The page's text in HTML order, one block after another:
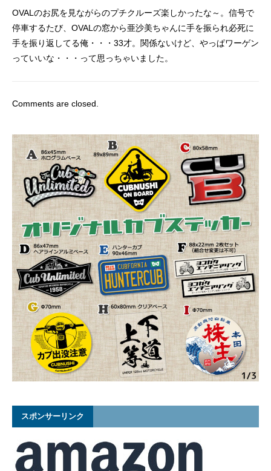
OVALのお尻を見ながらのプチクルーズ楽しかったな～。信号で
停車するたび、OVALの窓から亜沙美ちゃんに手を振られ必死に
手を振り返してる俺・・・33才。関係ないけど、やっぱワーゲン
っていいな・・・って思っちゃいました。
Comments are closed.
スポンサーリンク